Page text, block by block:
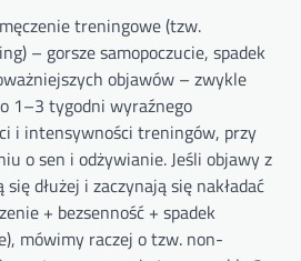
treningowe (tzw.
– gorsze samopoczucie, spadek
objawów – zwykle
1–3 tygodni wyraźnego
i intensywności treningów, przy
o sen i odżywianie. Jeśli objawy z
dłużej i zaczynają się nakładać
+ bezsenność + spadek
mówimy raczej o tzw. non-